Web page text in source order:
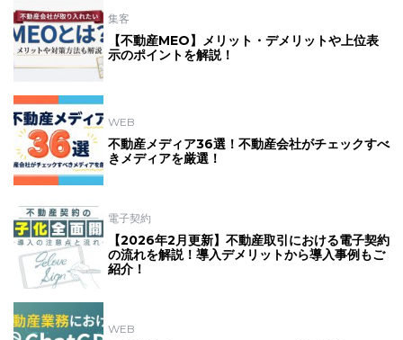
集客
【不動産MEO】メリット・デメリットや上位表
示のポイントを解説！
WEB
不動産メディア36選！不動産会社がチェックすべ
きメディアを厳選！
電子契約
【2026年2月更新】不動産取引における電子契約
の流れを解説！導入デメリットから導入事例もご
紹介！
WEB